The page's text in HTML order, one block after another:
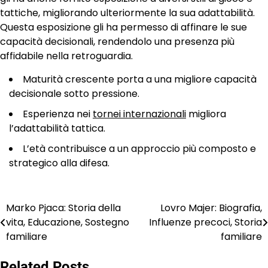
tattiche, migliorando ulteriormente la sua adattabilità.
Questa esposizione gli ha permesso di affinare le sue
capacità decisionali, rendendolo una presenza più
affidabile nella retroguardia.
Maturità crescente porta a una migliore capacità
decisionale sotto pressione.
Esperienza nei tornei internazionali migliora
l’adattabilità tattica.
L’età contribuisce a un approccio più composto e
strategico alla difesa.
Post
navigation
Marko Pjaca: Storia della
vita, Educazione, Sostegno
familiare
Lovro Majer: Biografia,
Influenze precoci, Storia
familiare